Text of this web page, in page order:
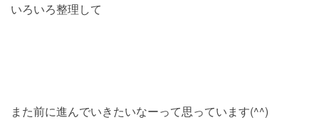
いろいろ整理して
また前に進んでいきたいなーって思っています(^^)